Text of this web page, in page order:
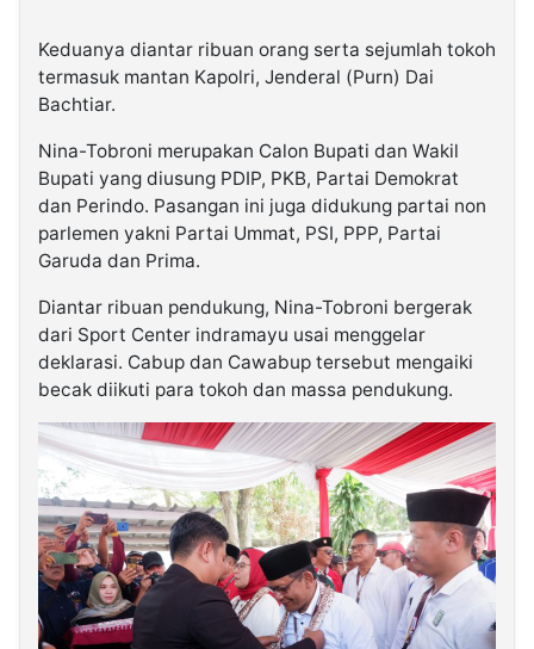
Keduanya diantar ribuan orang serta sejumlah tokoh
termasuk mantan Kapolri, Jenderal (Purn) Dai
Bachtiar.
Nina-Tobroni merupakan Calon Bupati dan Wakil
Bupati yang diusung PDIP, PKB, Partai Demokrat
dan Perindo. Pasangan ini juga didukung partai non
parlemen yakni Partai Ummat, PSI, PPP, Partai
Garuda dan Prima.
Diantar ribuan pendukung, Nina-Tobroni bergerak
dari Sport Center indramayu usai menggelar
deklarasi. Cabup dan Cawabup tersebut mengaiki
becak diikuti para tokoh dan massa pendukung.